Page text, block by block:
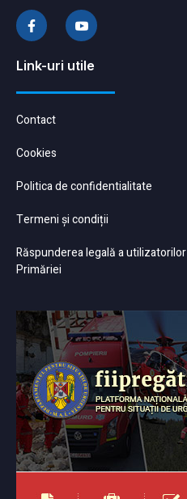
Link-uri utile
Contact
Cookies
Politica de confidentialitate
Termeni și condiții
Răspunderea legală a
Primăriei